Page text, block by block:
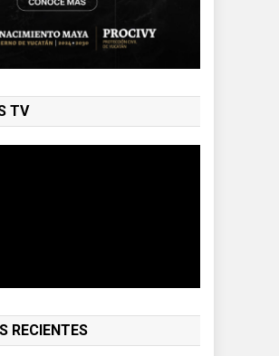
TV
RECIENTES